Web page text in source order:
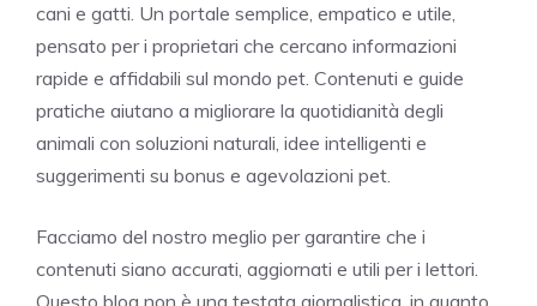
cani e gatti. Un portale semplice, empatico e utile,
pensato per i proprietari che cercano informazioni
rapide e affidabili sul mondo pet. Contenuti e guide
pratiche aiutano a migliorare la quotidianità degli
animali con soluzioni naturali, idee intelligenti e
suggerimenti su bonus e agevolazioni pet.
Facciamo del nostro meglio per garantire che i
contenuti siano accurati, aggiornati e utili per i lettori.
Questo blog non è una testata giornalistica, in quanto